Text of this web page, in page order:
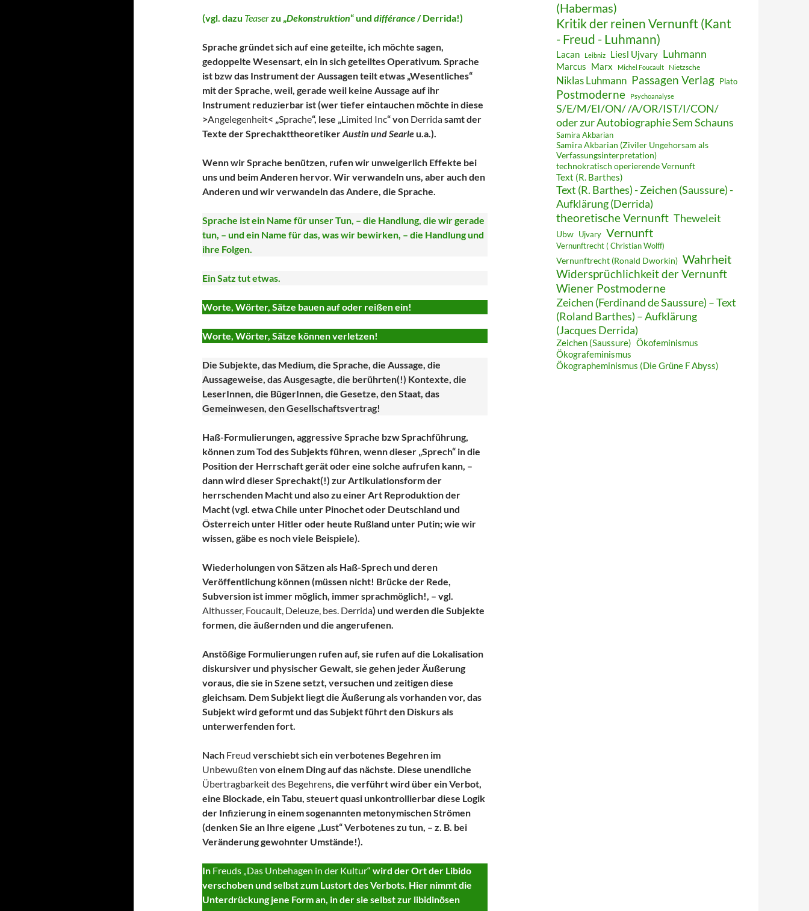
(vgl. dazu Teaserzu „Dekonstruktion“ und différance/ Derrida!)
Sprache gründet sich auf eine geteilte, ich möchte sagen,
gedoppelte Wesensart, ein in sich geteiltes Operativum. Sprache
ist bzw das Instrument der Aussagen teilt etwas „Wesentliches“
mit der Sprache, weil, gerade weil keine Aussage auf ihr
Instrument reduzierbar ist (wer tiefer eintauchen möchte in diese
>Angelegenheit< „Sprache“, lese „Limited Inc“ von Derridasamt der
Texte der SprechakttheoretikerAustin und Searleu.a.).
Wenn wir Sprache benützen, rufen wir unweigerlich Effekte bei
uns und beim Anderen hervor. Wir verwandeln uns, aber auch den
Anderen und wir verwandeln das Andere, die Sprache.
Sprache ist ein Name für unser Tun, – die Handlung, die wir gerade
tun, – und ein Name für das, was wir bewirken, – die Handlung und
ihre Folgen.
Ein Satz tut etwas.
Worte, Wörter, Sätze bauen auf oder reißen ein!
Worte, Wörter, Sätze können verletzen!
Die Subjekte, das Medium, die Sprache, die Aussage, die
Aussageweise, das Ausgesagte, die berührten(!) Kontexte, die
LeserInnen, die BügerInnen, die Gesetze, den Staat, das
Gemeinwesen, den Gesellschaftsvertrag!
Haß-Formulierungen, aggressive Sprache bzw Sprachführung,
können zum Tod des Subjekts führen, wenn dieser „Sprech“ in die
Position der Herrschaft gerät oder eine solche aufrufen kann, –
dann wird dieser Sprechakt(!) zur Artikulationsform der
herrschenden Macht und also zu einer Art Reproduktion der
Macht (vgl. etwa Chile unter Pinochet oder Deutschland und
Österreich unter Hitler oder heute Rußland unter Putin; wie wir
wissen, gäbe es noch viele Beispiele).
Wiederholungen von Sätzen als Haß-Sprech und deren
Veröffentlichung können (müssen nicht! Brücke der Rede,
Subversion ist immer möglich, immer sprachmöglich!, – vgl.
Althusser, Foucault, Deleuze, bes. Derrida) und werden die Subjekte
formen, die äußernden und die angerufenen.
Anstößige Formulierungen rufen auf, sie rufen auf die Lokalisation
diskursiver und physischer Gewalt, sie gehen jeder Äußerung
voraus, die sie in Szene setzt, versuchen und zeitigen diese
gleichsam. Dem Subjekt liegt die Äußerung als vorhanden vor, das
Subjekt wird geformt und das Subjekt führt den Diskurs als
unterwerfenden fort.
Nach Freud verschiebt sich ein verbotenes Begehren im
Unbewußten von einem Ding auf das nächste. Diese unendliche
Übertragbarkeit des Begehrens, die verführt wird über ein Verbot,
eine Blockade, ein Tabu, steuert quasi unkontrollierbar diese Logik
der Infizierung in einem sogenannten metonymischen Strömen
(denken Sie an Ihre eigene „Lust“ Verbotenes zu tun, – z. B. bei
Veränderung gewohnter Umstände!).
In Freuds „Das Unbehagen in der Kultur“ wird der Ort der Libido
verschoben und selbst zum Lustort des Verbots. Hier nimmt die
Unterdrückung jene Form an, in der sie selbst zur libidinösen
(Habermas)
Kritik der reinen Vernunft (Kant
- Freud - Luhmann)
Lacan Leibniz Liesl Ujvary Luhmann
Marcus Marx Michel Foucault Nietzsche
Niklas Luhmann Passagen Verlag Plato
Postmoderne Psychoanalyse
S/E/M/EI/ON/ /A/OR/IST/I/CON/
oder zur Autobiographie Sem Schauns
Samira Akbarian
Samira Akbarian (Ziviler Ungehorsam als
Verfassungsinterpretation)
technokratisch operierende Vernunft
Text (R. Barthes)
Text (R. Barthes) - Zeichen (Saussure) -
Aufklärung (Derrida)
theoretische Vernunft Theweleit
Ubw Ujvary Vernunft
Vernunftrecht ( Christian Wolff)
Vernunftrecht (Ronald Dworkin) Wahrheit
Widersprüchlichkeit der Vernunft
Wiener Postmoderne
Zeichen (Ferdinand de Saussure) – Text
(Roland Barthes) – Aufklärung
(Jacques Derrida)
Zeichen (Saussure) Ökofeminismus
Ökografeminismus
Ökographeminismus (Die Grüne F Abyss)